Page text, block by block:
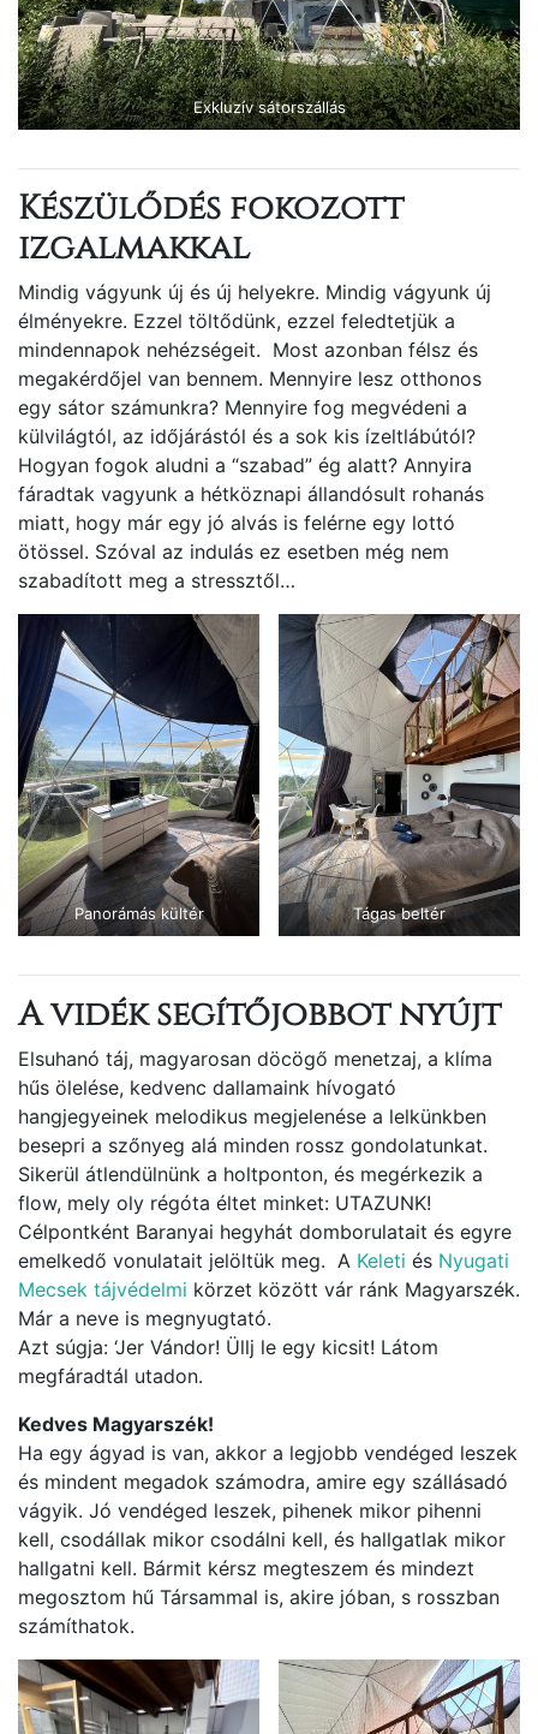
Exkluzív sátorszállás
Készülődés fokozott
izgalmakkal
Mindig vágyunk új és új helyekre. Mindig vágyunk új
élményekre. Ezzel töltődünk, ezzel feledtetjük a
mindennapok nehézségeit. Most azonban félsz és
megakérdőjel van bennem. Mennyire lesz otthonos
egy sátor számunkra? Mennyire fog megvédeni a
külvilágtól, az időjárástól és a sok kis ízeltlábútól?
Hogyan fogok aludni a “szabad” ég alatt? Annyira
fáradtak vagyunk a hétköznapi állandósult rohanás
miatt, hogy már egy jó alvás is felérne egy lottó
ötössel. Szóval az indulás ez esetben még nem
szabadított meg a stressztől…
Panorámás kültér Tágas beltér
A vidék segítőjobbot nyújt
Elsuhanó táj, magyarosan döcögő menetzaj, a klíma
hűs ölelése, kedvenc dallamaink hívogató
hangjegyeinek melodikus megjelenése a lelkünkben
besepri a szőnyeg alá minden rossz gondolatunkat.
Sikerül átlendülnünk a holtponton, és megérkezik a
flow, mely oly régóta éltet minket: UTAZUNK!
Célpontként Baranyai hegyhát domborulatait és egyre
emelkedő vonulatait jelöltük meg. A Keleti és Nyugati
Mecsek tájvédelmi körzet között vár ránk Magyarszék.
Már a neve is megnyugtató.
Azt súgja: ‘Jer Vándor! Üllj le egy kicsit! Látom
megfáradtál utadon.
Kedves Magyarszék!
Ha egy ágyad is van, akkor a legjobb vendéged leszek
és mindent megadok számodra, amire egy szállásadó
vágyik. Jó vendéged leszek, pihenek mikor pihenni
kell, csodállak mikor csodálni kell, és hallgatlak mikor
hallgatni kell. Bármit kérsz megteszem és mindezt
megosztom hű Társammal is, akire jóban, s rosszban
számíthatok.